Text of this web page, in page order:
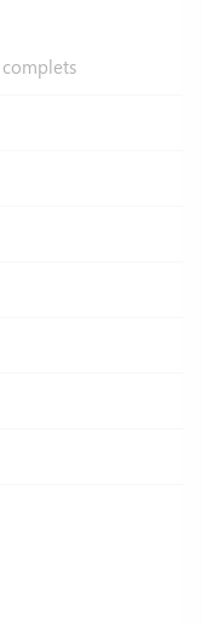
complets